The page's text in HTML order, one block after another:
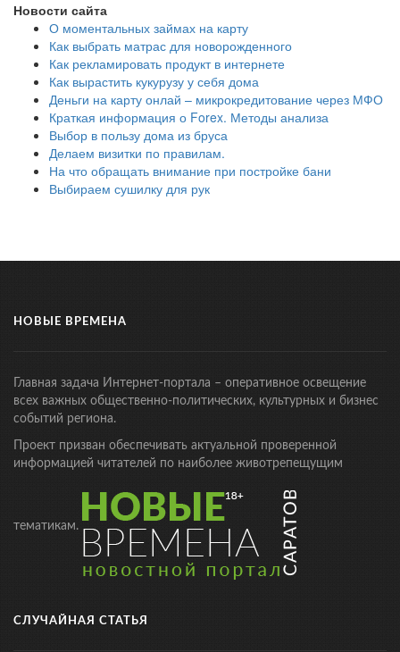
Новости сайта
О моментальных займах на карту
Как выбрать матрас для новорожденного
Как рекламировать продукт в интернете
Как вырастить кукурузу у себя дома
Деньги на карту онлай – микрокредитование через МФО
Краткая информация о Forex. Методы анализа
Выбор в пользу дома из бруса
Делаем визитки по правилам.
На что обращать внимание при постройке бани
Выбираем сушилку для рук
НОВЫЕ ВРЕМЕНА
Главная задача Интернет-портала – оперативное освещение
всех важных общественно-политических, культурных и бизнес
событий региона.
Проект призван обеспечивать актуальной проверенной
информацией читателей по наиболее животрепещущим
тематикам.
СЛУЧАЙНАЯ СТАТЬЯ